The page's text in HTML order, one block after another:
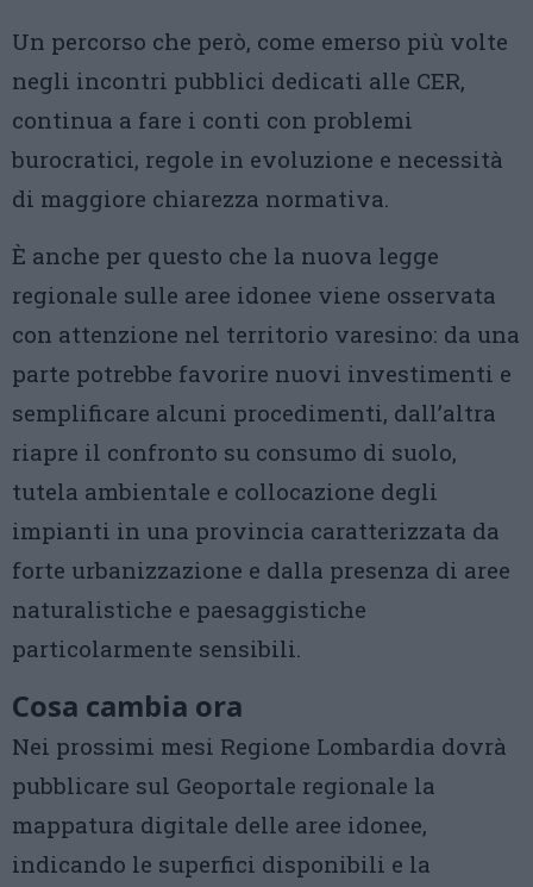
Un percorso che però, come emerso più volte
negli incontri pubblici dedicati alle CER,
continua a fare i conti con problemi
burocratici, regole in evoluzione e necessità
di maggiore chiarezza normativa.
È anche per questo che la nuova legge
regionale sulle aree idonee viene osservata
con attenzione nel territorio varesino: da una
parte potrebbe favorire nuovi investimenti e
semplificare alcuni procedimenti, dall’altra
riapre il confronto su consumo di suolo,
tutela ambientale e collocazione degli
impianti in una provincia caratterizzata da
forte urbanizzazione e dalla presenza di aree
naturalistiche e paesaggistiche
particolarmente sensibili.
Cosa cambia ora
Nei prossimi mesi Regione Lombardia dovrà
pubblicare sul Geoportale regionale la
mappatura digitale delle aree idonee,
indicando le superfici disponibili e la